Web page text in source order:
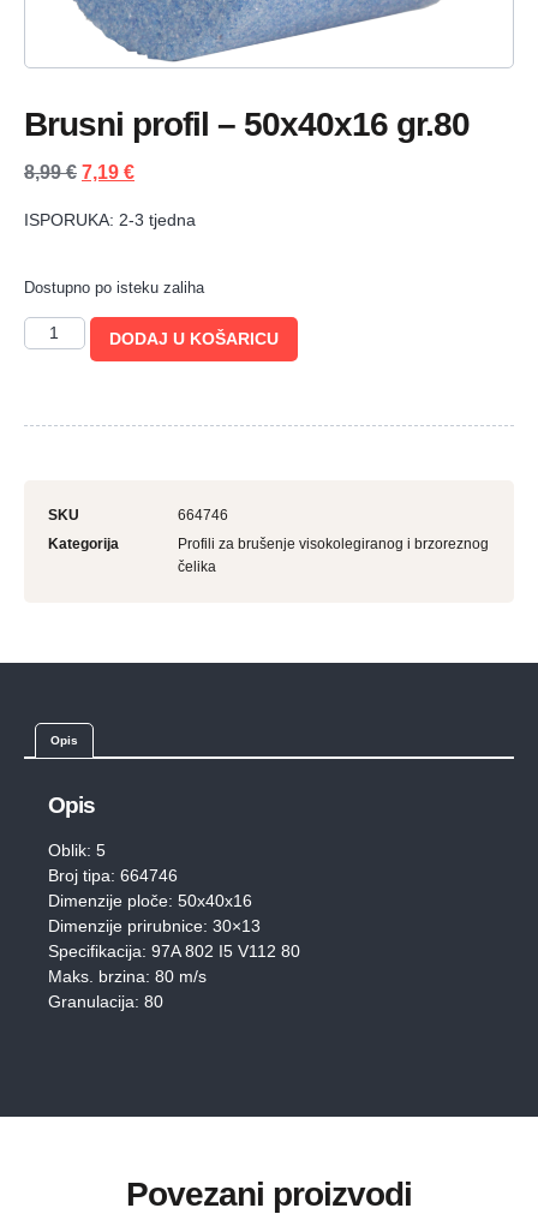
Brusni profil – 50x40x16 gr.80
8,99€ 7,19 €
ISPORUKA: 2-3 tjedna
Dostupno po isteku zaliha
DODAJ U KOŠARICU
SKU
664746
Kategorija
Profili za brušenje visokolegiranog i brzoreznog
čelika
Opis
Opis
Oblik: 5
Broj tipa: 664746
Dimenzije ploče: 50x40x16
Dimenzije prirubnice: 30×13
Specifikacija: 97A 802 I5 V112 80
Maks. brzina: 80 m/s
Granulacija: 80
Povezani proizvodi